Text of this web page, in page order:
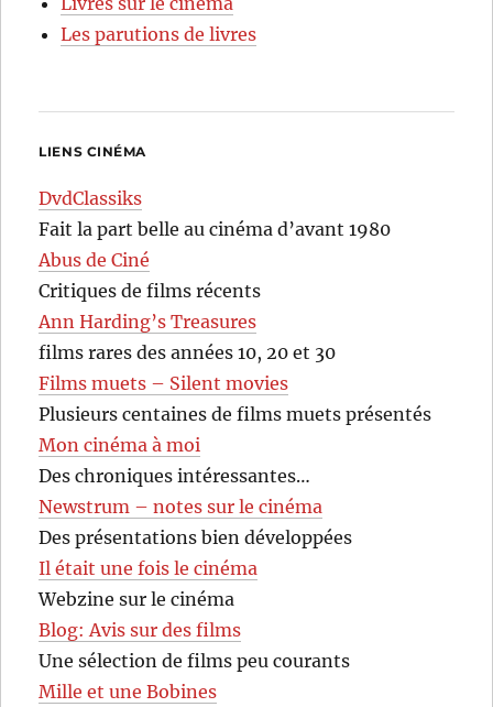
Les parutions de livres
LIENS CINÉMA
DvdClassiks
Fait la part belle au cinéma d’avant 1980
Abus de Ciné
Critiques de films récents
Ann Harding’s Treasures
films rares des années 10, 20 et 30
Films muets – Silent movies
Plusieurs centaines de films muets présentés
Mon cinéma à moi
Des chroniques intéressantes…
Newstrum – notes sur le cinéma
Des présentations bien développées
Il était une fois le cinéma
Webzine sur le cinéma
Blog: Avis sur des films
Une sélection de films peu courants
Mille et une Bobines